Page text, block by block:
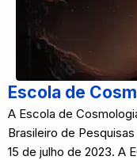
Escola de
A Escola de
Brasileiro de
15 de julho de 2023. A